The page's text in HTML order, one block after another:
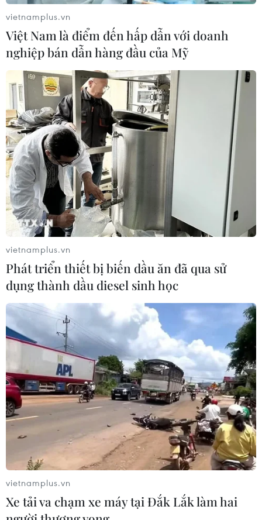
vietnamplus.vn
Việt Nam là điểm đến hấp dẫn với doanh
nghiệp bán dẫn hàng đầu của Mỹ
vietnamplus.vn
Phát triển thiết bị biến dầu ăn đã qua sử
dụng thành dầu diesel sinh học
vietnamplus.vn
Xe tải va chạm xe máy tại Đắk Lắk làm hai